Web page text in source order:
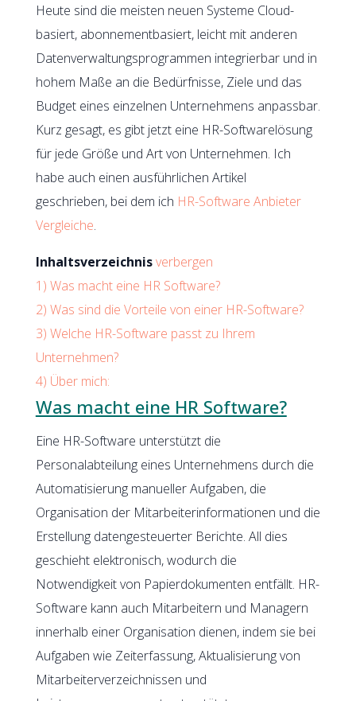
Heute sind die meisten neuen Systeme Cloud-
basiert, abonnementbasiert, leicht mit anderen
Datenverwaltungsprogrammen integrierbar und in
hohem Maße an die Bedürfnisse, Ziele und das
Budget eines einzelnen Unternehmens anpassbar.
Kurz gesagt, es gibt jetzt eine HR-Softwarelösung
für jede Größe und Art von Unternehmen. Ich
habe auch einen ausführlichen Artikel
geschrieben, bei dem ich HR-Software Anbieter
Vergleiche.
Inhaltsverzeichnisverbergen
1) Was macht eine HR Software?
2) Was sind die Vorteile von einer HR-Software?
3) Welche HR-Software passt zu Ihrem
Unternehmen?
4) Über mich:
Was macht eine HR Software?
Eine HR-Software unterstützt die
Personalabteilung eines Unternehmens durch die
Automatisierung manueller Aufgaben, die
Organisation der Mitarbeiterinformationen und die
Erstellung datengesteuerter Berichte. All dies
geschieht elektronisch, wodurch die
Notwendigkeit von Papierdokumenten entfällt. HR-
Software kann auch Mitarbeitern und Managern
innerhalb einer Organisation dienen, indem sie bei
Aufgaben wie Zeiterfassung, Aktualisierung von
Mitarbeiterverzeichnissen und